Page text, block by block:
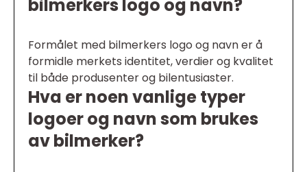
bilmerkers logo og navn?
Formålet med bilmerkers logo og navn er å
formidle merkets identitet, verdier og kvalitet
til både produsenter og bilentusiaster.
Hva er noen vanlige typer
logoer og navn som brukes
av bilmerker?